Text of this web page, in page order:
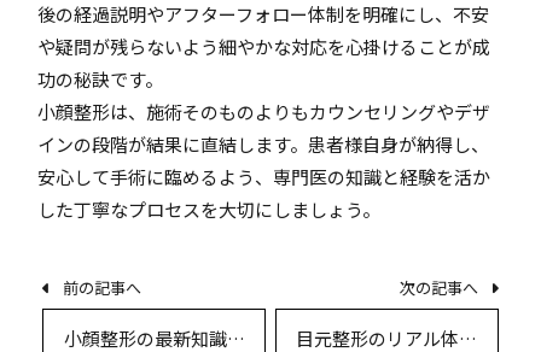
後の経過説明やアフターフォロー体制を明確にし、不安
や疑問が残らないよう細やかな対応を心掛けることが成
功の秘訣です。
小顔整形は、施術そのものよりもカウンセリングやデザ
インの段階が結果に直結します。患者様自身が納得し、
安心して手術に臨めるよう、専門医の知識と経験を活か
した丁寧なプロセスを大切にしましょう。
前の記事へ
小顔整形の最新知識と
次の記事へ
目元整形のリアル体験